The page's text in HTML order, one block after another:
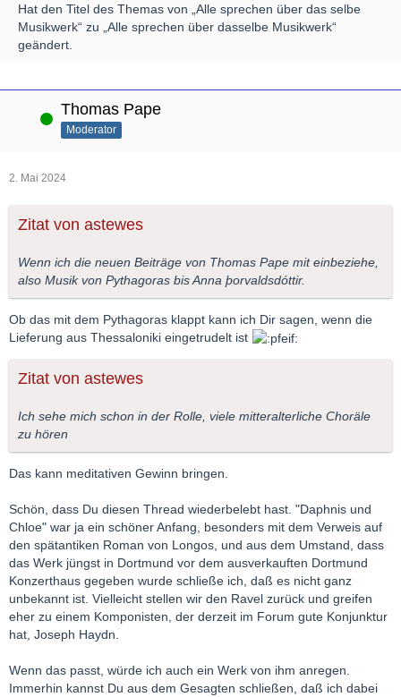
Hat den Titel des Themas von „Alle sprechen über das selbe
Musikwerk“ zu „Alle sprechen über dasselbe Musikwerk“
geändert.
Online Thomas Pape
Moderator
2. Mai 2024
Zitat von astewes
Wenn ich die neuen Beiträge von Thomas Pape mit einbeziehe,
also Musik von Pythagoras bis Anna þorvaldsdóttir.
Ob das mit dem Pythagoras klappt kann ich Dir sagen, wenn die
Lieferung aus Thessaloniki eingetrudelt ist
Zitat von astewes
Ich sehe mich schon in der Rolle, viele mitteralterliche Choräle
zu hören
Das kann meditativen Gewinn bringen.
Schön, dass Du diesen Thread wiederbelebt hast. "Daphnis und
Chloe" war ja ein schöner Anfang, besonders mit dem Verweis auf
den spätantiken Roman von Longos, und aus dem Umstand, dass
das Werk jüngst in Dortmund vor dem ausverkauften Dortmund
Konzerthaus gegeben wurde schließe ich, daß es nicht ganz
unbekannt ist. Vielleicht stellen wir den Ravel zurück und greifen
eher zu einem Komponisten, der derzeit im Forum gute Konjunktur
hat, Joseph Haydn.
Wenn das passt, würde ich auch ein Werk von ihm anregen.
Immerhin kannst Du aus dem Gesagten schließen, daß ich dabei